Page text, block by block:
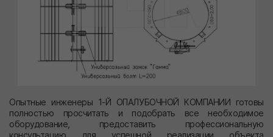
Опытные инженеры 1-Й ОПАЛУБОЧНОЙ КОМПАНИИ готовы
полностью просчитать и подобрать все необходимое
оборудование, предоставить профессиональную
консультацию для успешной реализации объекта